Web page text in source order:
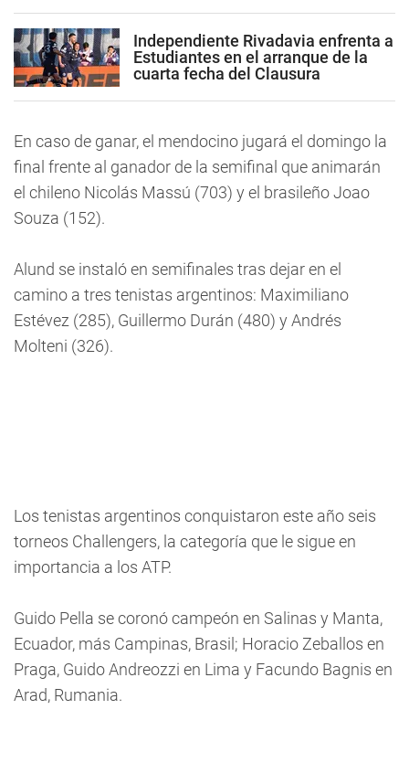
Independiente Rivadavia enfrenta a
Estudiantes en el arranque de la
cuarta fecha del Clausura
En caso de ganar, el mendocino jugará el domingo la
final frente al ganador de la semifinal que animarán
el chileno Nicolás Massú (703) y el brasileño Joao
Souza (152).
Alund se instaló en semifinales tras dejar en el
camino a tres tenistas argentinos: Maximiliano
Estévez (285), Guillermo Durán (480) y Andrés
Molteni (326).
Los tenistas argentinos conquistaron este año seis
torneos Challengers, la categoría que le sigue en
importancia a los ATP.
Guido Pella se coronó campeón en Salinas y Manta,
Ecuador, más Campinas, Brasil; Horacio Zeballos en
Praga, Guido Andreozzi en Lima y Facundo Bagnis en
Arad, Rumania.